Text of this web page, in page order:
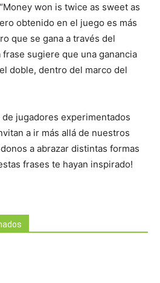
won is twice as sweet as
obtenido en el juego es más
que se gana a través del
frase sugiere que una ganancia
doble, dentro del marco del
jugadores experimentados
a ir más allá de nuestros
a abrazar distintas formas
frases te hayan inspirado!